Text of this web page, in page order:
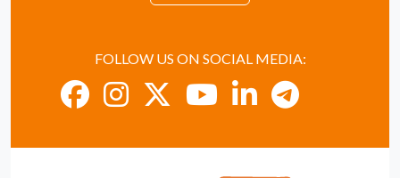
FOLLOW US ON SOCIAL MEDIA: